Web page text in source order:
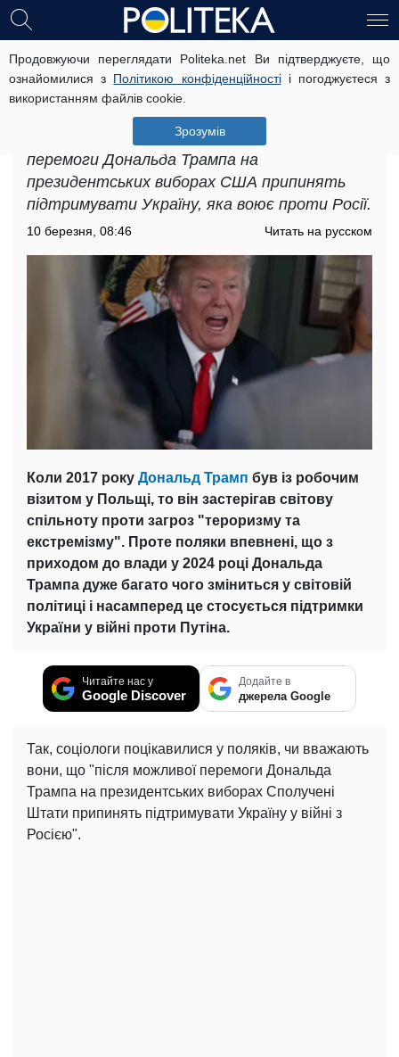
Продовжуючи переглядати Politeka.net Ви підтверджуєте, що
ознайомилися з Політикою конфіденційностіі погоджуєтеся з
використанням файлів cookie.
Зрозумів
У Польщі вважають, що перемога
Трампа буде дуже небезпечною для
України
64% опитаних поляків вважають, що після
перемоги Дональда Трампа на
президентських виборах США припинять
підтримувати Україну, яка воює проти Росії.
10 березня, 08:46 Читать на русском
Коли 2017 року Дональд Трамп був із робочим
візитом у Польщі, то він застерігав світову
спільноту проти загроз "тероризму та
екстремізму". Проте поляки впевнені, що з
приходом до влади у 2024 році Дональда
Трампа дуже багато чого зміниться у світовій
політиці і насамперед це стосується підтримки
України у війні проти Путіна.
Читайте нас у
Google Discover
Додайте в
джерела Google
Так, соціологи поцікавилися у поляків, чи вважають
вони, що "після можливої ​​перемоги Дональда
Трампа на президентських виборах Сполучені
Штати припинять підтримувати Україну у війні з
Росією".